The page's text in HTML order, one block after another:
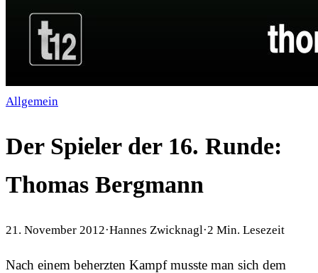
Allgemein
Der Spieler der 16. Runde:
Thomas Bergmann
21. November 2012·Hannes Zwicknagl ·2 Min. Lesezeit
Nach einem beherzten Kampf musste man sich dem